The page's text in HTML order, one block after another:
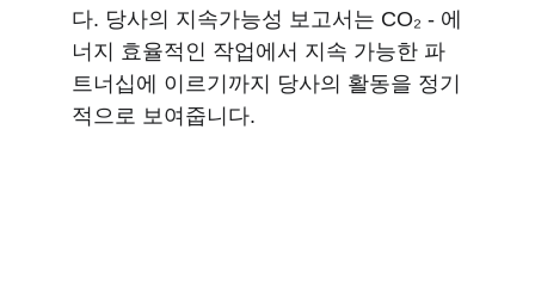
다. 당사의 지속가능성 보고서는 CO₂ - 에
너지 효율적인 작업에서 지속 가능한 파
트너십에 이르기까지 당사의 활동을 정기
적으로 보여줍니다.